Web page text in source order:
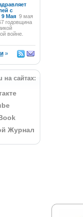
с
9 Мая 9 мая
годовщина
войне.
»
на сайтах:
Журнал